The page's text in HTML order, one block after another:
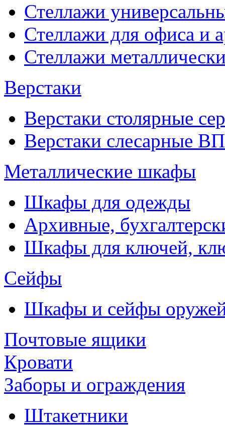
Стеллажи
Стеллажи для офиса и
Стеллажи
Верстаки
Верстаки столярные
Верстаки слесарные ВП
Металлические шкафы
Шкафы для одежды
Архивные,
Шкафы для ключей,
Сейфы
Шкафы и сейфы
Почтовые ящики
Кровати
Заборы и ограждения
Штакетники